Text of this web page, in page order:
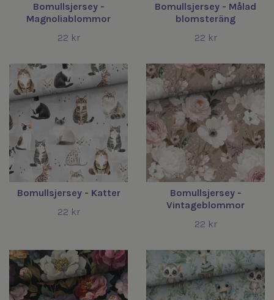
Bomullsjersey -
Magnoliablommor
22 kr
Bomullsjersey - Målad
blomsteräng
22 kr
Bomullsjersey - Katter
22 kr
Bomullsjersey -
Vintageblommor
22 kr